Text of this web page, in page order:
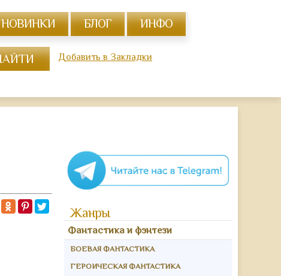
НОВИНКИ БЛОГ ИНФО
Добавить в Закладки
Жанры
Фантастика и фэнтези
БОЕВАЯ ФАНТАСТИКА
ГЕРОИЧЕСКАЯ ФАНТАСТИКА